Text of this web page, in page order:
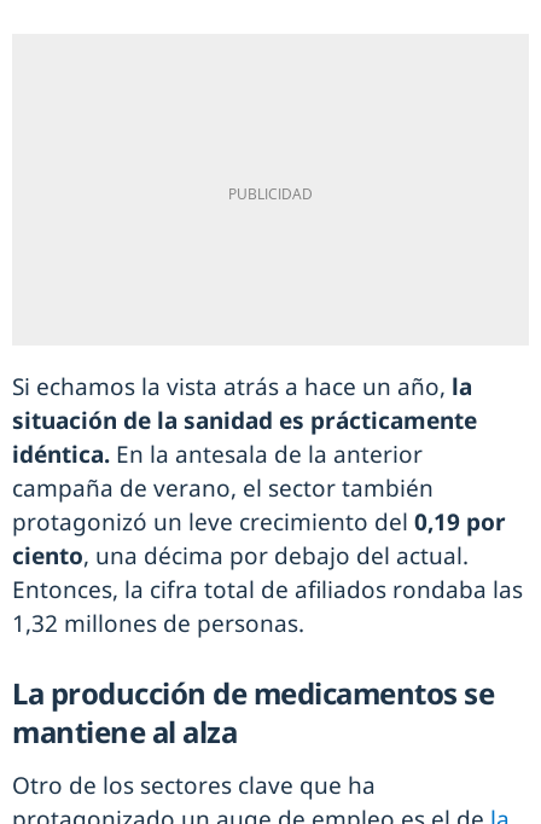
Si echamos la vista atrás a hace un año, la
situación de la sanidad es prácticamente
idéntica. En la antesala de la anterior
campaña de verano, el sector también
protagonizó un leve crecimiento del 0,19 por
ciento, una décima por debajo del actual.
Entonces, la cifra total de afiliados rondaba las
1,32 millones de personas.
La producción de medicamentos se
mantiene al alza
Otro de los sectores clave que ha